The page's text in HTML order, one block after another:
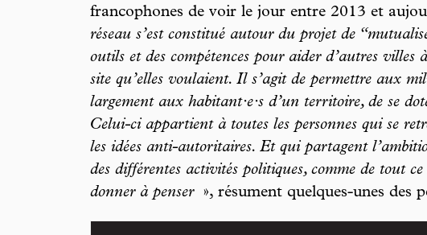
francophones de voir le jour entre 2013 et
réseau s’est constitué autour du projet de
outils et des compétences pour aider d’autres villes
site qu’elles voulaient. Il s’agit de permettre aux
largement aux habitant·e·s d’un territoire, de se
Celui-ci appartient à toutes les personnes qui se
les idées anti-autoritaires. Et qui partagent
des différentes activités politiques, comme de tout
donner à penser », résument quelques-unes des